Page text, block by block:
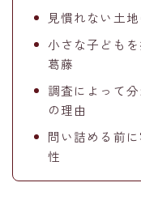
見慣れない土
小さな子ども
葛藤
調査によって
の理由
問い詰める前
性